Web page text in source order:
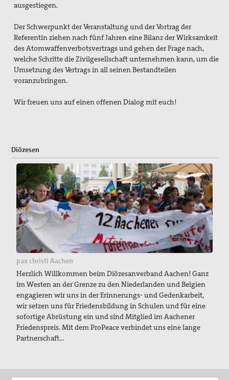
ausgestiegen.
Der Schwerpunkt der Veranstaltung und der Vortrag der
Referentin ziehen nach fünf Jahren eine Bilanz der Wirksamkeit
des Atomwaffenverbotsvertrags und gehen der Frage nach,
welche Schritte die Zivilgesellschaft unternehmen kann, um die
Umsetzung des Vertrags in all seinen Bestandteilen
voranzubringen.
Wir freuen uns auf einen offenen Dialog mit euch!
Diözesen
pax christi Aachen
Herzlich Willkommen beim Diözesanverband Aachen! Ganz
im Westen an der Grenze zu den Niederlanden und Belgien
engagieren wir uns in der Erinnerungs- und Gedenkarbeit,
wir setzen uns für Friedensbildung in Schulen und für eine
sofortige Abrüstung ein und sind Mitglied im Aachener
Friedenspreis. Mit dem ProPeace verbindet uns eine lange
Partnerschaft…